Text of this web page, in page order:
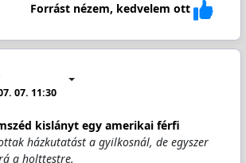
Forrást nézem, kedvelem ott
07. 11:30
kislányt egy amerikai férfi
házkutatást a gyilkosnál, de egyszer
a holttestre.